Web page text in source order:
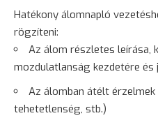
Hatékony álomnapló
rögzíteni:
Az álom részletes leírása,
mozdulatlanság kezdetére és
Az álomban átélt
tehetetlenség, stb.)